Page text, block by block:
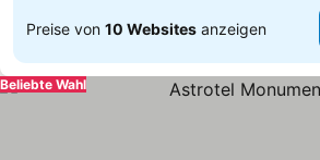
Preise von 10 Websites anzeigen
Beliebte Wahl